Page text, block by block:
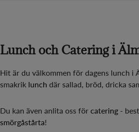
Lunch och Catering i
Hit är du välkommen för dagens lunch i
smakrik lunch där sallad, bröd, dricka
Du kan även anlita oss för catering -
smörgåstårta!